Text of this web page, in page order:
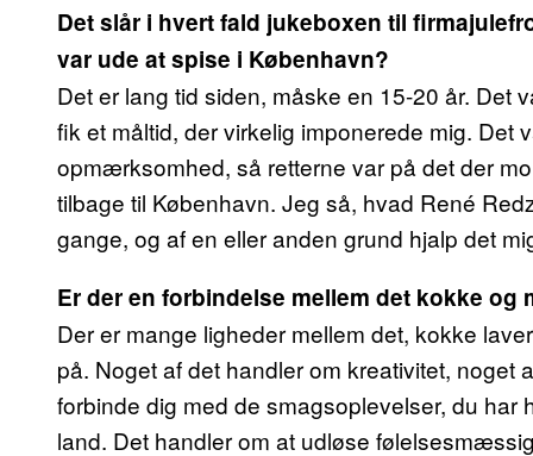
Det slår i hvert fald jukeboxen til
var ude at spise i København?
Det er lang tid siden, måske en 15-20 år. Det
fik et måltid, der virkelig imponerede mig. Det
opmærksomhed, så retterne var på det der
tilbage til København. Jeg så, hvad René
gange, og af en eller anden grund hjalp det
Er der en forbindelse mellem det kokke og
Der er mange ligheder mellem det, kokke
på. Noget af det handler om kreativitet, noget
forbinde dig med de smagsoplevelser, du har
land. Det handler om at udløse